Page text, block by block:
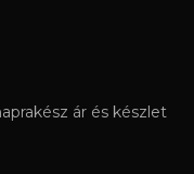
ár és készlet